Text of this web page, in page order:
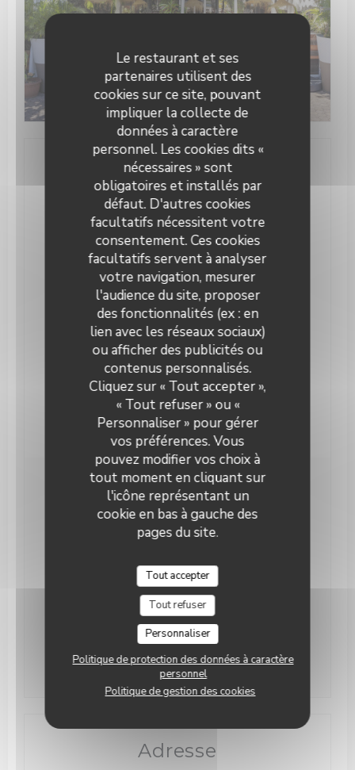
Le restaurant et ses
partenaires utilisent des
cookies sur ce site, pouvant
impliquer la collecte de
données à caractère
personnel. Les cookies dits «
nécessaires » sont
obligatoires et installés par
défaut. D'autres cookies
facultatifs nécessitent votre
consentement. Ces cookies
facultatifs servent à analyser
votre navigation, mesurer
l'audience du site, proposer
des fonctionnalités (ex : en
lien avec les réseaux sociaux)
ou afficher des publicités ou
contenus personnalisés.
Cliquez sur « Tout accepter »,
« Tout refuser » ou «
Personnaliser » pour gérer
vos préférences. Vous
pouvez modifier vos choix à
tout moment en cliquant sur
l'icône représentant un
cookie en bas à gauche des
pages du site.
Tout accepter
Tout refuser
Personnaliser
Politique de protection des données à caractère
personnel
Politique de gestion des cookies
Infos pratiques
Cuisine
Asiatique, Fait maison, Produits frais, Américaine,
Cuisine Traditionnelle, Plats combinés
Type de restaurant
Restaurant Traditionnel
Services
Terrasse couverte, Salle climatisée, Repas de
groupes sur réservation, Plat à emporter
Moyens de paiement
Amex, Sans Contact, Bon de commande, JCB,
Eurocard/Mastercard, Espèces, Visa, American
Express, Carte Bleue
Horaires
11h00 - 13h30
11h00 - 13h30
Dimanche Fermé
Adresse
Le RAINA